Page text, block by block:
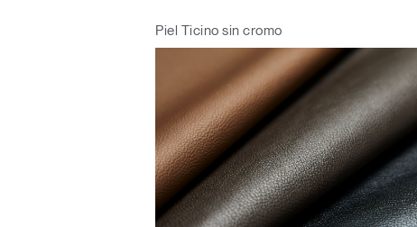
Piel Ticino sin cromo